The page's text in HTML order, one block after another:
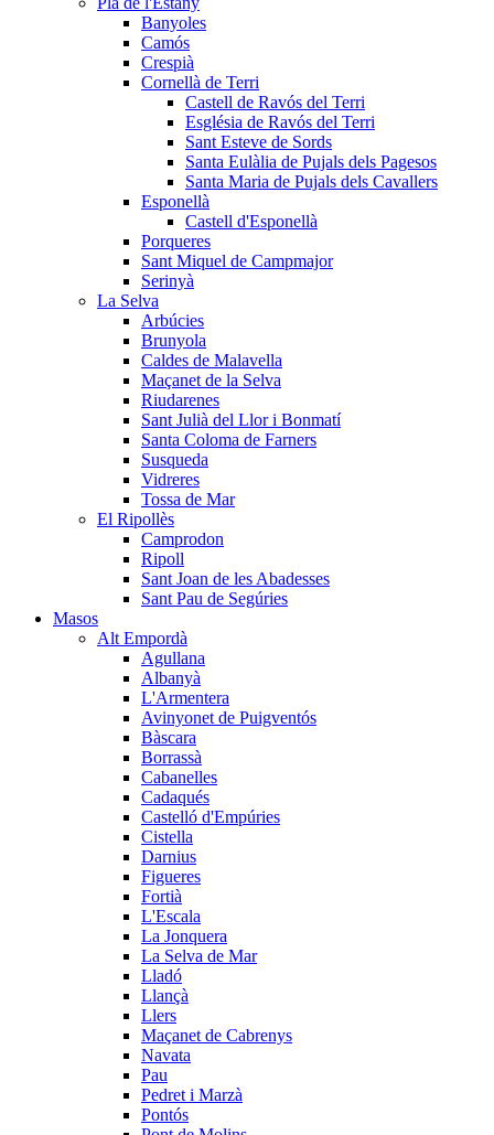
Banyoles
Camós
Crespià
Cornellà de Terri
Castell de Ravós del Terri
Església de Ravós del Terri
Sant Esteve de Sords
Santa Eulàlia de Pujals dels Pagesos
Santa Maria de Pujals dels Cavallers
Esponellà
Castell d'Esponellà
Porqueres
Sant Miquel de Campmajor
Serinyà
La Selva
Arbúcies
Brunyola
Caldes de Malavella
Maçanet de la Selva
Riudarenes
Sant Julià del Llor i Bonmatí
Santa Coloma de Farners
Susqueda
Vidreres
Tossa de Mar
El Ripollès
Camprodon
Ripoll
Sant Joan de les Abadesses
Sant Pau de Segúries
Masos
Alt Empordà
Agullana
Albanyà
L'Armentera
Avinyonet de Puigventós
Bàscara
Borrassà
Cabanelles
Cadaqués
Castelló d'Empúries
Cistella
Darnius
Figueres
Fortià
L'Escala
La Jonquera
La Selva de Mar
Lladó
Llançà
Llers
Maçanet de Cabrenys
Navata
Pau
Pedret i Marzà
Pontós